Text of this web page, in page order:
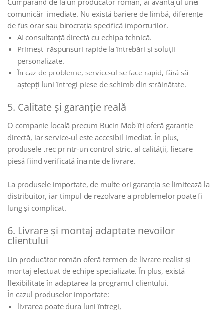
comunicări imediate. Nu există bariere de limbă, diferențe
de fus orar sau birocrația specifică importurilor.
Ai consultanță directă cu echipa tehnică.
Primești răspunsuri rapide la întrebări și soluții
personalizate.
În caz de probleme, service-ul se face rapid, fără să
aștepți luni întregi piese de schimb din străinătate.
5. Calitate și garanție reală
O companie locală precum Bucin Mob îți oferă garanție
directă, iar service-ul este accesibil imediat. În plus,
produsele trec printr-un control strict al calității, fiecare
piesă fiind verificată înainte de livrare.
La produsele importate, de multe ori garanția se limitează la
distribuitor, iar timpul de rezolvare a problemelor poate fi
lung și complicat.
6. Livrare și montaj adaptate nevoilor
clientului
Un producător român oferă termen de livrare realist și
montaj efectuat de echipe specializate. În plus, există
flexibilitate în adaptarea la programul clientului.
În cazul produselor importate:
livrarea poate dura luni întregi,